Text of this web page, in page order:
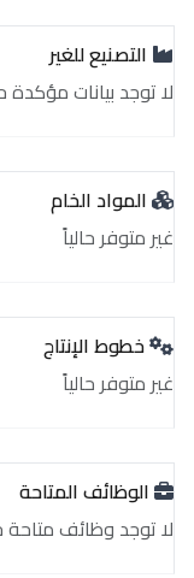
التصنيع للغير
لا توجد بيانات
المواد الخام
غير متوفر حالياً
خطوط الإنتاج
غير متوفر حالياً
الوظائف المتاحة
لا توجد وظائف متاحة